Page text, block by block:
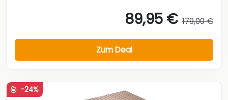
89,95 € 179,00 €
Zum Deal
-24%